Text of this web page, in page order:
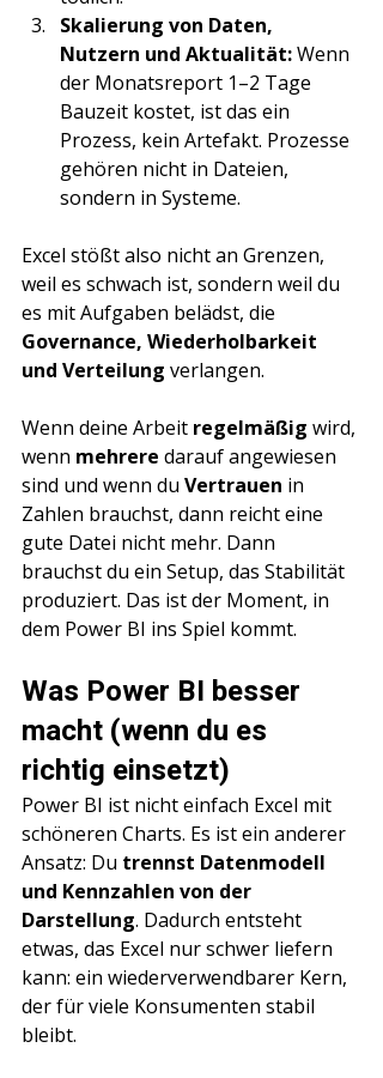
Skalierung von Daten,
Nutzern und Aktualität: Wenn
der Monatsreport 1–2 Tage
Bauzeit kostet, ist das ein
Prozess, kein Artefakt. Prozesse
gehören nicht in Dateien,
sondern in Systeme.
Excel stößt also nicht an Grenzen,
weil es schwach ist, sondern weil du
es mit Aufgaben belädst, die
Governance, Wiederholbarkeit
und Verteilung verlangen.
Wenn deine Arbeit regelmäßig wird,
wenn mehrere darauf angewiesen
sind und wenn du Vertrauen in
Zahlen brauchst, dann reicht eine
gute Datei nicht mehr. Dann
brauchst du ein Setup, das Stabilität
produziert. Das ist der Moment, in
dem Power BI ins Spiel kommt.
Was Power BI besser
macht (wenn du es
richtig einsetzt)
Power BI ist nicht einfach Excel mit
schöneren Charts. Es ist ein anderer
Ansatz: Du trennst Datenmodell
und Kennzahlen von der
Darstellung. Dadurch entsteht
etwas, das Excel nur schwer liefern
kann: ein wiederverwendbarer Kern,
der für viele Konsumenten stabil
bleibt.